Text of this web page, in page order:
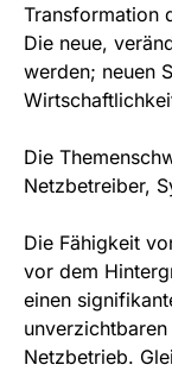
Transformation
Die neue,
werden; neuen
Die
Netzbetreiber,
Die Fähigkeit
vor dem
einen
Netzbetrieb.